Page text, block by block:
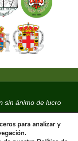
sin ánimo de lucro
España 2005
para analizar y